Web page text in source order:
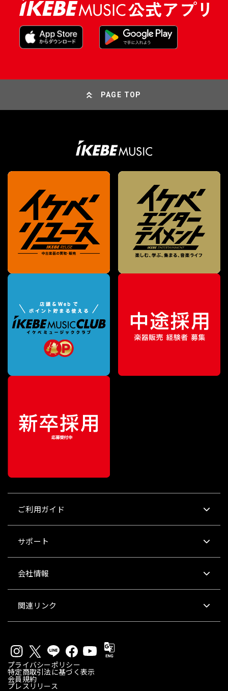
PAGE TOP
ご利用ガイド
サポート
会社情報
関連リンク
プライバシーポリシー
特定商取引法に基づく表示
会員規約
プレスリリース